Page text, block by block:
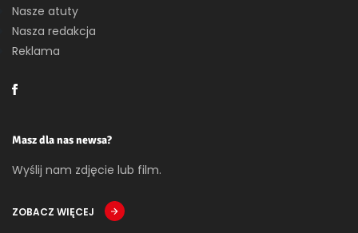
Nasze atuty
Nasza redakcja
Reklama
Masz dla nas newsa?
Wyślij nam zdjęcie lub film.
ZOBACZ WIĘCEJ